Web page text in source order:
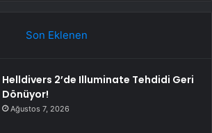
Son Eklenen
Helldivers 2’de Illuminate Tehdidi Geri
Dönüyor!
Ağustos 7, 2026